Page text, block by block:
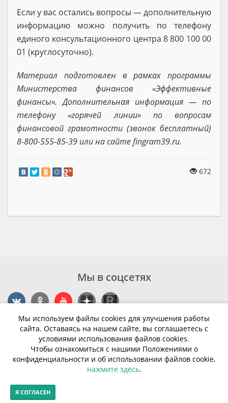
Если у вас остались вопросы — дополнительную
информацию можно получить по телефону
единого консультационного центра 8 800 100 00
01 (круглосуточно).
Материал подготовлен в рамках программы
Министерства финансов «Эффективные
финансы». Дополнительная информация — по
телефону «горячей линии» по вопросам
финансовой грамотности (звонок бесплатный)
8-800-555-85-39 или на сайте fingram39.ru.
672
Мы используем файлы cookies для улучшения работы
сайта. Оставаясь на нашем сайте, вы соглашаетесь с
условиями использования файлов cookies.
Чтобы ознакомиться с нашими Положениями о
конфиденциальности и об использовании файлов cookie,
нажмите здесь.
Я СОГЛАСЕН
Мы в соцсетях
Контакты
г. Калининград, ул. Эпроновская, 1
Часы работы: с 10:00 до 20:00